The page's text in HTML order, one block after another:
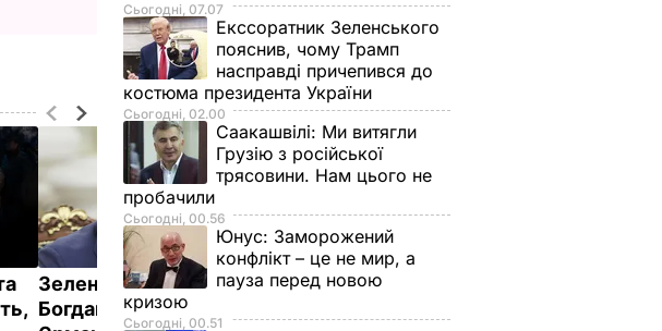
Зеленський звільнив
Богдана і призначив
Сьогодні, 07.07
Екссоратник Зеленського
пояснив, чому Трамп
насправді причепився до
костюма президента України
Сьогодні, 02.00
Саакашвілі: Ми витягли
Грузію з російської
трясовини. Нам цього не
пробачили
Сьогодні, 00.56
Юнус: Заморожений
конфлікт – це не мир, а
пауза перед новою
кризою
Сьогодні, 00.51